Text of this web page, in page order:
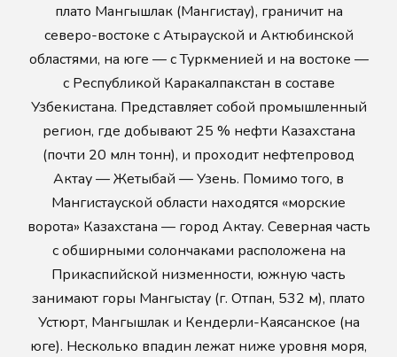
плато Мангышлак (Мангистау), граничит на
северо-востоке с Атырауской и Актюбинской
областями, на юге — с Туркменией и на востоке —
с Республикой Каракалпакстан в составе
Узбекистана. Представляет собой промышленный
регион, где добывают 25 % нефти Казахстана
(почти 20 млн тонн), и проходит нефтепровод
Актау — Жетыбай — Узень. Помимо того, в
Мангистауской области находятся «морские
ворота» Казахстана — город Актау. Северная часть
с обширными солончаками расположена на
Прикаспийской низменности, южную часть
занимают горы Мангыстау (г. Отпан, 532 м), плато
Устюрт, Мангышлак и Кендерли-Каясанское (на
юге). Несколько впадин лежат ниже уровня моря,